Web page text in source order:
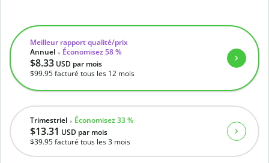
Trimestriel Économisez 33 %
$13.31 USD par mois
$39.95facturé tous les 3 mois
Meilleur rapport qualité/prix
Annuel
Économisez 58 %
$8.33 USD par mois
$99.95facturé tous les 12 mois